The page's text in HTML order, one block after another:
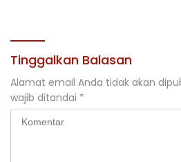
Tinggalkan Balasan
Alamat email Anda tidak akan
wajib ditandai *